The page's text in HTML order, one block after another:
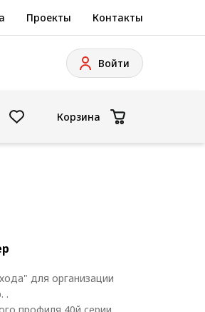
Проекты Контакты
Войти
Корзина
для организации
.